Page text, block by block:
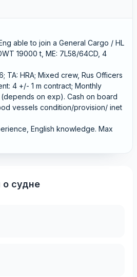
able to join a General Cargo / HL
19000 t, ME: 7L58/64CD, 4
TA: HRA; Mixed crew, Rus Officers
4 +/- 1 m contract; Monthly
on exp). Cash on board
vessels condition/provision/ inet
English knowledge. Max
судне